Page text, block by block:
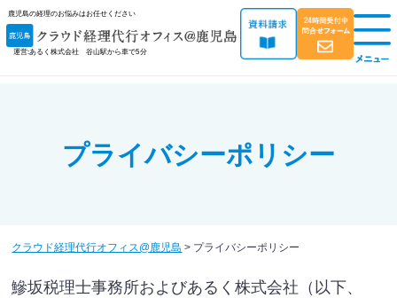
鹿児島の経理のお悩みはお任せください
運営:あるく株式会社 谷山駅から車で5分
プライバシーポリシー
クラウド経理代行オフィス@鹿児島 > プライバシーポリシー
鰺坂税理士事務所およびあるく株式会社 （以下、